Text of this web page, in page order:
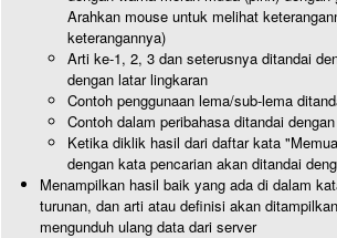
Arahkan mouse untuk melihat
keterangannya)
Arti ke-1, 2, 3 dan seterusnya ditandai
dengan latar lingkaran
Contoh penggunaan lema/sub-lema
Contoh dalam peribahasa ditandai
Ketika diklik hasil dari daftar kata
dengan kata pencarian akan ditandai
Menampilkan hasil baik yang ada di dalam
turunan, dan arti atau definisi akan
mengunduh ulang data dari server